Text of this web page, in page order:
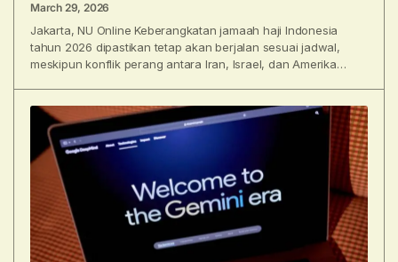
March 29, 2026
Jakarta, NU Online Keberangkatan jamaah haji Indonesia
tahun 2026 dipastikan tetap akan berjalan sesuai jadwal,
meskipun konflik perang antara Iran, Israel, dan Amerika